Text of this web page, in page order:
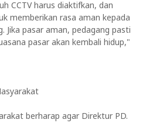
CCTV harus diaktifkan, dan
memberikan rasa aman kepada
Jika pasar aman, pedagang pasti
pasar akan kembali hidup,"
berharap agar Direktur PD.